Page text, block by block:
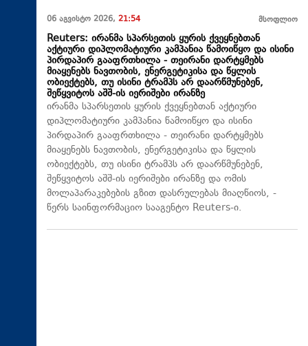
06 აგვისტო 2026, 21:54 მსოფლიო
Reuters: ირანმა სპარსეთის ყურის ქვეყნებთან
აქტიური დიპლომატიური კამპანია წამოიწყო და ისინი
პირდაპირ გააფრთხილა - თეირანი დარტყმებს
მიაყენებს ნავთობის, ენერგეტიკისა და წყლის
ობიექტებს, თუ ისინი ტრამპს არ დაარწმუნებენ,
შეწყვიტოს აშშ-ის იერიშები ირანზე
ირანმა სპარსეთის ყურის ქვეყნებთან აქტიური
დიპლომატიური კამპანია წამოიწყო და ისინი
პირდაპირ გააფრთხილა - თეირანი დარტყმებს
მიაყენებს ნავთობის, ენერგეტიკისა და წყლის
ობიექტებს, თუ ისინი ტრამპს არ დაარწმუნებენ,
შეწყვიტოს აშშ-ის იერიშები ირანზე და ომის
მოლაპარაკებების გზით დასრულებას მიაღწიოს, -
წერს საინფორმაციო სააგენტო Reuters-ი.